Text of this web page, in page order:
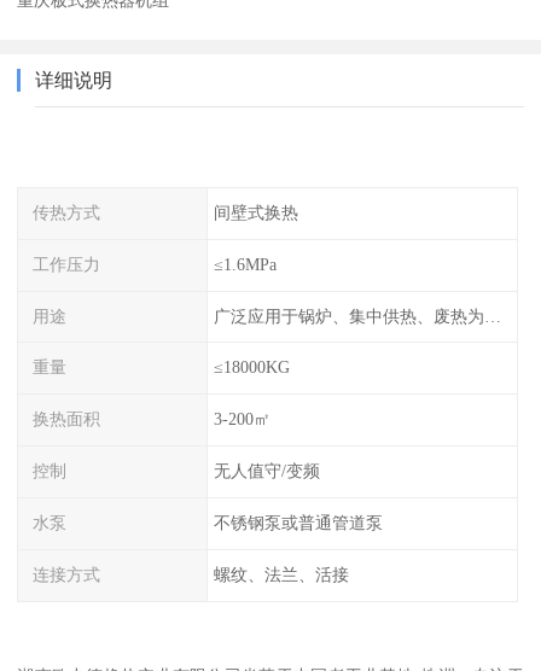
详细说明
传热方式 间壁式换热
工作压力 ≤1.6MPa
用途
重量 ≤18000KG
换热面积 3-200㎡
控制 无人值守/变频
水泵 不锈钢泵或普通管道泵
连接方式 螺纹、法兰、活接